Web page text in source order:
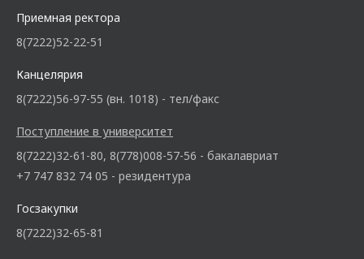
Приемная ректора
8(7222)52-22-51
Канцелярия
8(7222)56-97-55 (вн. 1018) - тел/факс
Поступление в университет
8(7222)32-61-80, 8(778)008-57-56 - бакалавриат
+7 747 832 74 05 - резидентура
Госзакупки
8(7222)32-65-81